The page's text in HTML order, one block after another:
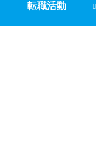
転職活動